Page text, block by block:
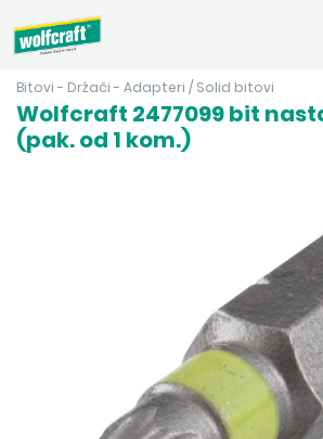
Bitovi - Držači - Adapteri / Solid bitovi
Wolfcraft 2477099 bit
(pak. od 1 kom.)